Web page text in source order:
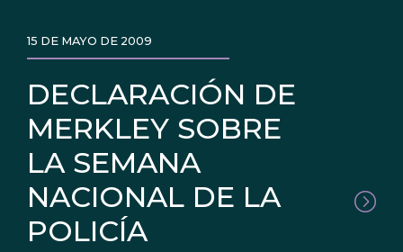
DECLARACIÓN DE
MERKLEY SOBRE
LA SEMANA
NACIONAL DE LA
POLICÍA
15 DE MAYO DE 2009